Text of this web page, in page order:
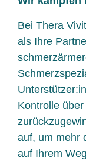
Bei Thera
als Ihre
Kontrolle
auf, um mehr
auf Ihrem